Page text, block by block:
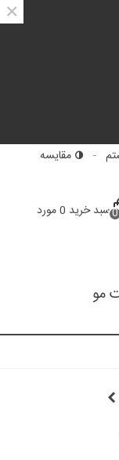
×
مقایسه
0سبد خرید 0مورد
مو